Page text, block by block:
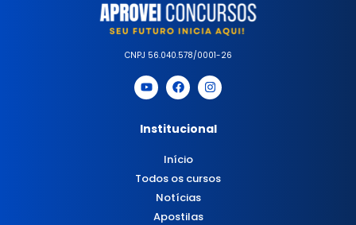
CNPJ 56.040.578/0001-26
Institucional
Início
Todos os cursos
Notícias
Apostilas